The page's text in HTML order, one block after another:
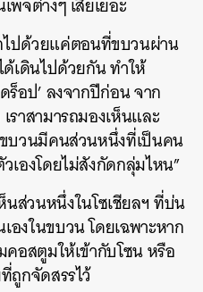
ปด้วยแค่ตอนที่ขบวนผ่าน
เดินไปด้วยกัน ทำให้
อป’ ลงจากปีก่อน จาก
ราสามารถมองเห็นและ
บวนมีคนส่วนหนึ่งที่เป็นคน
องโดยไม่สังกัดกลุ่มไหน”
ส่วนหนึ่งในโซเชียลฯ ที่บ่น
งในขบวน โดยเฉพาะหาก
อสตูมให้เข้ากับโซน หรือ
ถูกจัดสรรไว้